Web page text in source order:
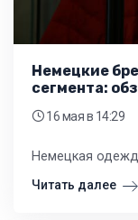
Немецкие
сегмента:
16 маяв 14:29
Читать далее